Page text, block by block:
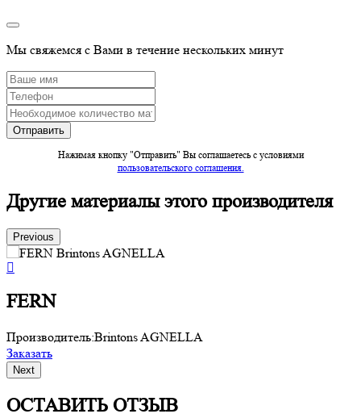
Мы свяжемся с Вами в течение нескольких минут
Нажимая кнопку "Отправить" Вы соглашаетесь c условиями
пользовательского соглашения.
Другие материалы этого производителя
Previous
FERN
Производитель:Brintons AGNELLA
Заказать
Next
ОСТАВИТЬ ОТЗЫВ